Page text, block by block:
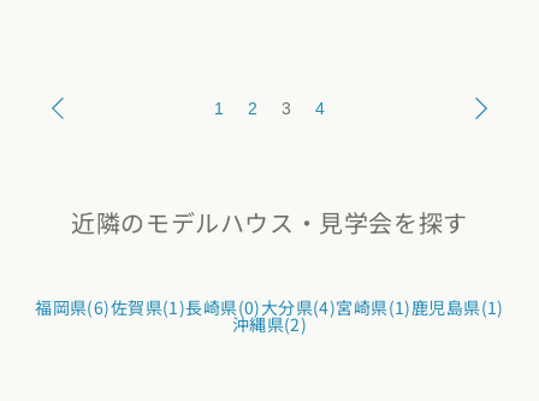
1 2 3 4
近隣のモデルハウス・見学会を探す
福岡県(6)佐賀県(1)長崎県(0)大分県(4)宮崎県(1)鹿児島県(1)
沖縄県(2)